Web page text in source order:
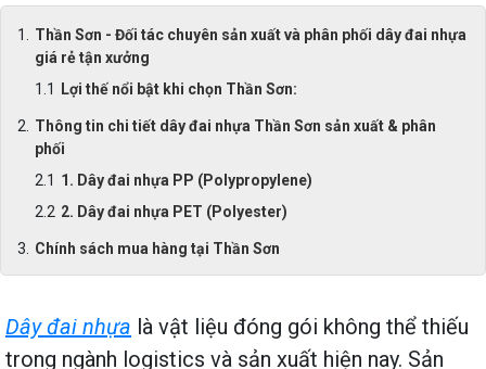
Thần Sơn - Đối tác chuyên sản xuất và phân phối dây đai nhựa
giá rẻ tận xưởng
Lợi thế nổi bật khi chọn Thần Sơn:
Thông tin chi tiết dây đai nhựa Thần Sơn sản xuất & phân
phối
1. Dây đai nhựa PP (Polypropylene)
2. Dây đai nhựa PET (Polyester)
Chính sách mua hàng tại Thần Sơn
Dây đai nhựa là vật liệu đóng gói không thể thiếu
trong ngành logistics và sản xuất hiện nay. Sản